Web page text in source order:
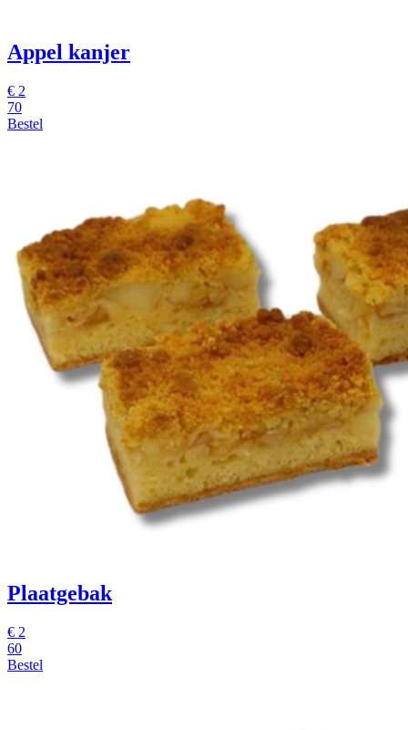
Appel kanjer
€ 2
70
Bestel
Plaatgebak
€ 2
60
Bestel